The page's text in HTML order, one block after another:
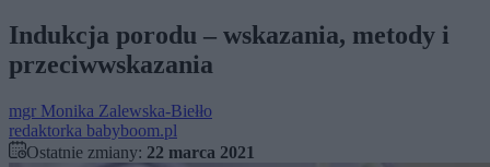
Indukcja porodu – wskazania, metody i
przeciwwskazania
mgr Monika Zalewska-Biełło
redaktorka babyboom.pl
Ostatnie zmiany: 22 marca 2021